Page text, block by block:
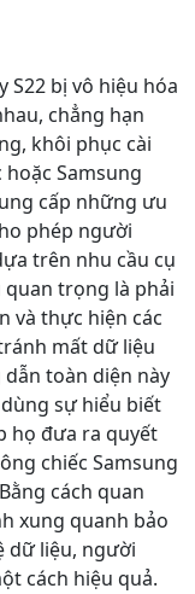
S22 bị vô hiệu hóa
chẳng hạn
khôi phục cài
Samsung
cấp những ưu
phép người
trên nhu cầu cụ
trọng là phải
và thực hiện các
mất dữ liệu
toàn diện này
sự hiểu biết
họ đưa ra quyết
chiếc Samsung
cách quan
xung quanh bảo
dữ liệu, người
cách hiệu quả.